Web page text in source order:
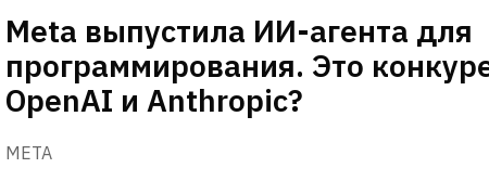
Meta выпустила ИИ-агента для
программирования. Это
OpenAI и Anthropic?
META